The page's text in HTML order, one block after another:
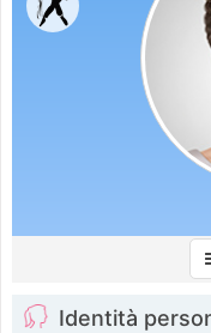
Identità